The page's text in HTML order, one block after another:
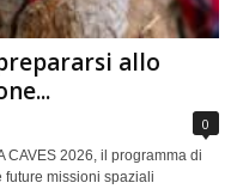
allo
0
2026, il programma di
missioni spaziali